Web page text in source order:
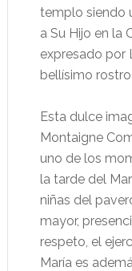
templo siendo
a Su Hijo en la
expresado por
bellísimo
Esta dulce
Montaigne
uno de los
la tarde del
niñas del
mayor,
respeto, el
María es